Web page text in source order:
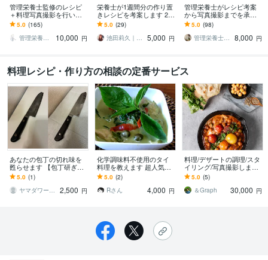
管理栄養士監修のレシピ
＋料理写真撮影を行いま
す SNS・企業販促に使え
る“おいしい見せ方”をサポ
ートします
5.0 (165)
管理栄養士asami
10,000 円
栄養士が1週間分の作り置
きレシピを考案します 21
品分の簡単ごちそうメニ
ュー｜美容・健康テーマ
付き
5.0 (29)
池田莉久｜動画編集・栄養士ライター
5,000 円
管理栄養士がレシピ考案
から写真撮影までを承り
ます 素材やコンセプト
を、より美味しく、より
魅力的に
5.0 (98)
管理栄養士 ai mama
8,000 円
料理レシピ・作り方の相談の定番サービス
あなたの包丁の切れ味を
甦らせます 【包丁研ぎ】
新品以上の切れ味で、お
料理を楽しい時間に！
5.0 (1)
ヤマダワークス
2,500 円
化学調味料不使用のタイ
料理を教えます 超人気メ
ニューからマニアックメ
ニュー、宮廷料理まで。
5.0 (2)
Rさん
4,000 円
料理/デザートの調理/スタ
イリング/写真撮影します
フードコーディネーター
兼プロカメラマンが対応
します！
5.0 (5)
＆Graph
30,000 円